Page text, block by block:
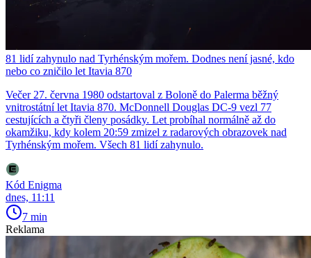
81 lidí zahynulo nad Tyrhénským mořem. Dodnes není jasné, kdo
nebo co zničilo let Itavia 870
Večer 27. června 1980 odstartoval z Boloně do Palerma běžný
vnitrostátní let Itavia 870. McDonnell Douglas DC-9 vezl 77
cestujících a čtyři členy posádky. Let probíhal normálně až do
okamžiku, kdy kolem 20:59 zmizel z radarových obrazovek nad
Tyrhénským mořem. Všech 81 lidí zahynulo.
Kód Enigma
dnes, 11:11
7 min
Reklama